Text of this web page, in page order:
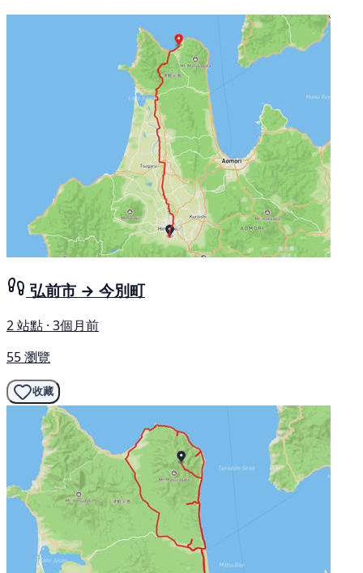
弘前市 → 今別町
2 站點 · 3個月前
55 瀏覽
收藏